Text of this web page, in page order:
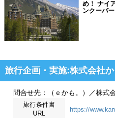
め！ ナイ
ンクーバ
旅行企画・実施:株式会社
問合せ先：（ｅかも。）／株式
旅行条件書
URL
https://